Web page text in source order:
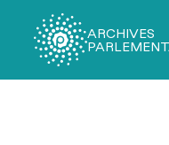
ARCHIVES